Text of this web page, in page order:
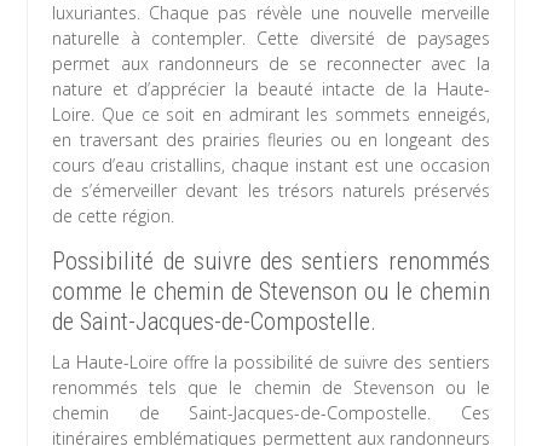
luxuriantes. Chaque pas révèle une nouvelle merveille
naturelle à contempler. Cette diversité de paysages
permet aux randonneurs de se reconnecter avec la
nature et d’apprécier la beauté intacte de la Haute-
Loire. Que ce soit en admirant les sommets enneigés,
en traversant des prairies fleuries ou en longeant des
cours d’eau cristallins, chaque instant est une occasion
de s’émerveiller devant les trésors naturels préservés
de cette région.
Possibilité de suivre des sentiers renommés
comme le chemin de Stevenson ou le chemin
de Saint-Jacques-de-Compostelle.
La Haute-Loire offre la possibilité de suivre des sentiers
renommés tels que le chemin de Stevenson ou le
chemin de Saint-Jacques-de-Compostelle. Ces
itinéraires emblématiques permettent aux randonneurs